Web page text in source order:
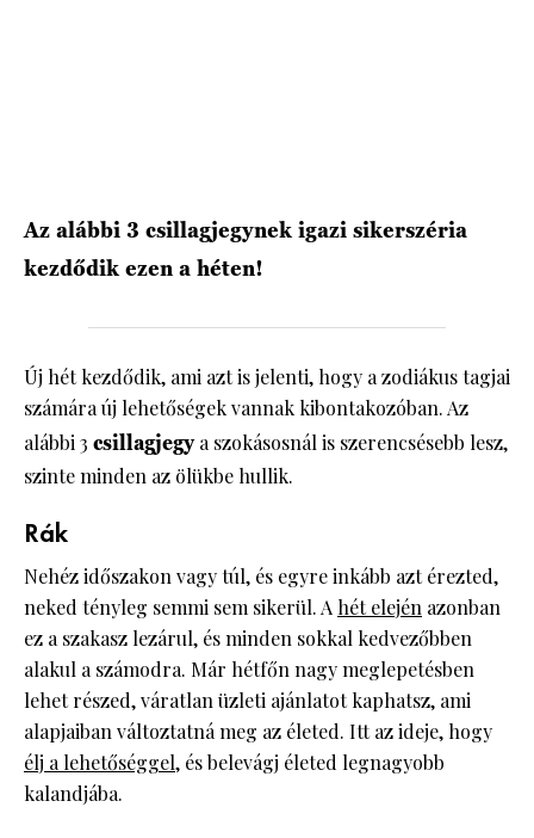
Az alábbi 3 csillagjegynek igazi sikerszéria
kezdődik ezen a héten!
Új hét kezdődik, ami azt is jelenti, hogy a zodiákus tagjai
számára új lehetőségek vannak kibontakozóban. Az
alábbi 3 csillagjegya szokásosnál is szerencsésebb lesz,
szinte minden az ölükbe hullik.
Rák
Nehéz időszakon vagy túl, és egyre inkább azt érezted,
neked tényleg semmi sem sikerül. A hét elején azonban
ez a szakasz lezárul, és minden sokkal kedvezőbben
alakul a számodra. Már hétfőn nagy meglepetésben
lehet részed, váratlan üzleti ajánlatot kaphatsz, ami
alapjaiban változtatná meg az életed. Itt az ideje, hogy
élj a lehetőséggel, és belevágj életed legnagyobb
kalandjába.